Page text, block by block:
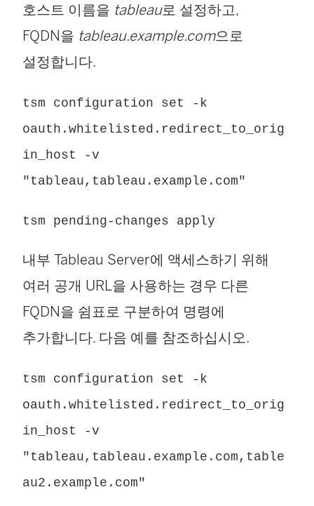
호스트 이름을 tableau로 설정하고,
FQDN을 tableau.example.com으로
설정합니다.
tsm configuration set -k
oauth.whitelisted.redirect_to_orig
in_host -v
"tableau,tableau.example.com"
tsm pending-changes apply
내부 Tableau Server에 액세스하기 위해
여러 공개 URL을 사용하는 경우 다른
FQDN을 쉼표로 구분하여 명령에
추가합니다. 다음 예를 참조하십시오.
tsm configuration set -k
oauth.whitelisted.redirect_to_orig
in_host -v
"tableau,tableau.example.com,table
au2.example.com"